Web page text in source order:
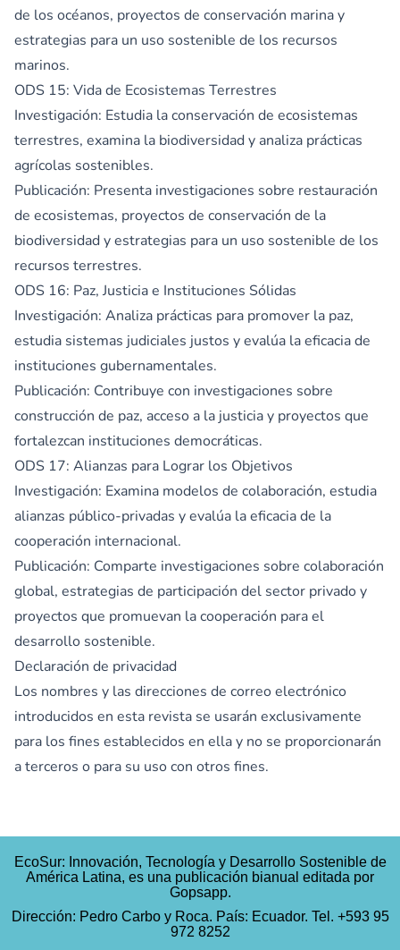
de los océanos, proyectos de conservación marina y
estrategias para un uso sostenible de los recursos
marinos.
ODS 15: Vida de Ecosistemas Terrestres
Investigación: Estudia la conservación de ecosistemas
terrestres, examina la biodiversidad y analiza prácticas
agrícolas sostenibles.
Publicación: Presenta investigaciones sobre restauración
de ecosistemas, proyectos de conservación de la
biodiversidad y estrategias para un uso sostenible de los
recursos terrestres.
ODS 16: Paz, Justicia e Instituciones Sólidas
Investigación: Analiza prácticas para promover la paz,
estudia sistemas judiciales justos y evalúa la eficacia de
instituciones gubernamentales.
Publicación: Contribuye con investigaciones sobre
construcción de paz, acceso a la justicia y proyectos que
fortalezcan instituciones democráticas.
ODS 17: Alianzas para Lograr los Objetivos
Investigación: Examina modelos de colaboración, estudia
alianzas público-privadas y evalúa la eficacia de la
cooperación internacional.
Publicación: Comparte investigaciones sobre colaboración
global, estrategias de participación del sector privado y
proyectos que promuevan la cooperación para el
desarrollo sostenible.
Declaración de privacidad
Los nombres y las direcciones de correo electrónico
introducidos en esta revista se usarán exclusivamente
para los fines establecidos en ella y no se proporcionarán
a terceros o para su uso con otros fines.
EcoSur: Innovación, Tecnología y Desarrollo Sostenible de
América Latina, es una publicación bianual editada por
Gopsapp.
Dirección: Pedro Carbo y Roca. País: Ecuador. Tel. +593 95
972 8252